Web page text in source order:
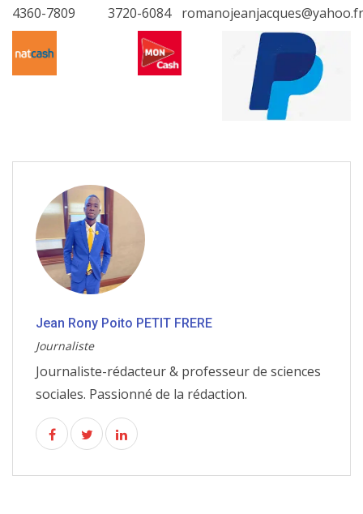
4360-7809 3720-6084 romanojeanjacques@yahoo.fr
Jean Rony Poito PETIT FRERE
Journaliste
Journaliste-rédacteur & professeur de sciences
sociales. Passionné de la rédaction.